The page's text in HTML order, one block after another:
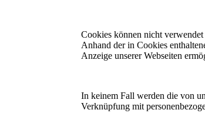
Cookies können nicht
Anhand der in Cookies
Anzeige unserer Webseiten
In keinem Fall werden die von
Verknüpfung mit